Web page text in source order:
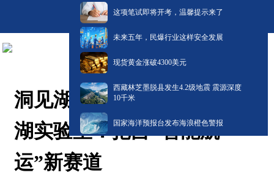
这项笔试即将开考，温馨提示来了
未来五年，民爆行业这样安全发展
现货黄金涨破4300美元
西藏林芝墨脱县发生4.2级地震 震源深度
10千米
国家海洋预报台发布海浪橙色警报
洞见湖北“新”未来丨湖北东
湖实验室：抢占“智能航
运”新赛道